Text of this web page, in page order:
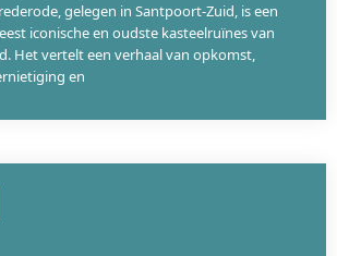
gelegen in Santpoort-Zuid, is een
iconische en oudste kasteelruïnes van
Het vertelt een verhaal van opkomst,
en